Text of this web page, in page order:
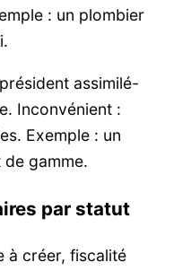
: un plombier
assimilé-
Inconvénient :
Exemple : un
gamme.
par statut
à créer, fiscalité